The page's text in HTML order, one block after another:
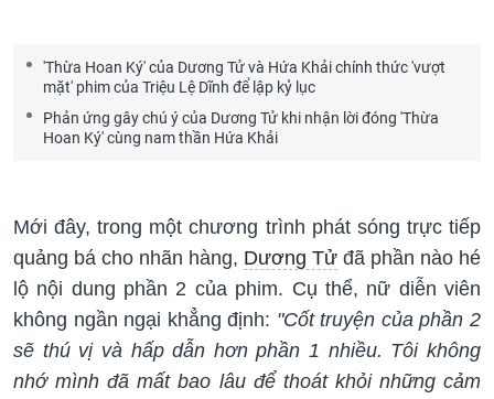
'Thừa Hoan Ký' của Dương Tử và Hứa Khải chính thức 'vượt
mặt' phim của Triệu Lệ Dĩnh để lập kỷ lục
Phản ứng gây chú ý của Dương Tử khi nhận lời đóng 'Thừa
Hoan Ký' cùng nam thần Hứa Khải
Mới đây, trong một chương trình phát sóng trực tiếp
quảng bá cho nhãn hàng, Dương Tử đã phần nào hé
lộ nội dung phần 2 của phim. Cụ thể, nữ diễn viên
không ngần ngại khẳng định: "Cốt truyện của phần 2
sẽ thú vị và hấp dẫn hơn phần 1 nhiều. Tôi không
nhớ mình đã mất bao lâu để thoát khỏi những cảm